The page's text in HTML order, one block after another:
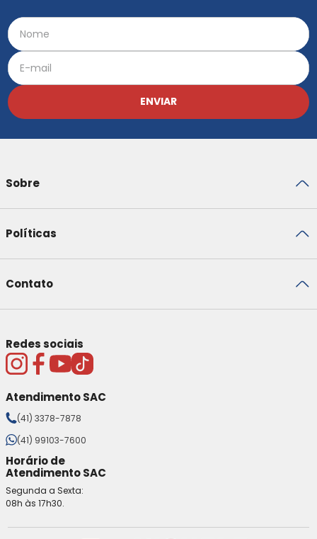
ENVIAR
Sobre
Políticas
Contato
Redes sociais
Atendimento SAC
(41) 3378-7878
(41) 99103-7600
Horário de
Atendimento SAC
Segunda a Sexta:
08h às 17h30.